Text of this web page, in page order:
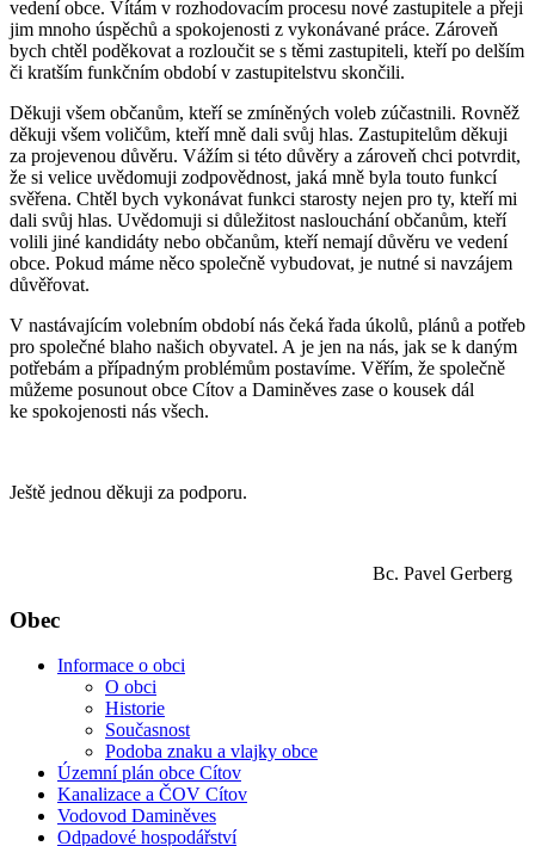
vedení obce. Vítám v rozhodovacím procesu nové zastupitele a přeji
jim mnoho úspěchů a spokojenosti z vykonávané práce. Zároveň
bych chtěl poděkovat a rozloučit se s těmi zastupiteli, kteří po delším
či kratším funkčním období v zastupitelstvu skončili.
Děkuji všem občanům, kteří se zmíněných voleb zúčastnili. Rovněž
děkuji všem voličům, kteří mně dali svůj hlas. Zastupitelům děkuji
za projevenou důvěru. Vážím si této důvěry a zároveň chci potvrdit,
že si velice uvědomuji zodpovědnost, jaká mně byla touto funkcí
svěřena. Chtěl bych vykonávat funkci starosty nejen pro ty, kteří mi
dali svůj hlas. Uvědomuji si důležitost naslouchání občanům, kteří
volili jiné kandidáty nebo občanům, kteří nemají důvěru ve vedení
obce. Pokud máme něco společně vybudovat, je nutné si navzájem
důvěřovat.
V nastávajícím volebním období nás čeká řada úkolů, plánů a potřeb
pro společné blaho našich obyvatel. A je jen na nás, jak se k daným
potřebám a případným problémům postavíme. Věřím, že společně
můžeme posunout obce Cítov a Daminěves zase o kousek dál
ke spokojenosti nás všech.
Ještě jednou děkuji za podporu.
Bc. Pavel Gerberg
Obec
Informace o obci
O obci
Historie
Současnost
Podoba znaku a vlajky obce
Územní plán obce Cítov
Kanalizace a ČOV Cítov
Vodovod Daminěves
Odpadové hospodářství